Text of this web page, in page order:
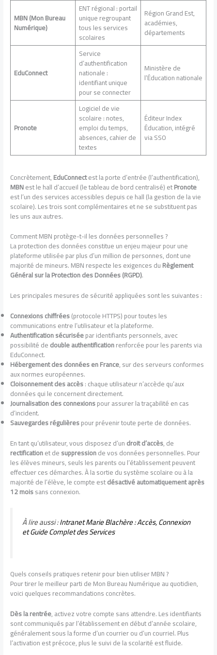
MBN (Mon Bureau
Numérique)
ENT régional : portail
unique regroupant
tous les services
scolaires
Région Grand Est,
académies,
départements
EduConnect
Service
d’authentification
nationale :
identifiant unique
pour se connecter
Ministère de
l’Éducation nationale
Pronote
Logiciel de vie
scolaire : notes,
emploi du temps,
absences, cahier de
textes
Éditeur Index
Éducation, intégré
via SSO
Concrètement,EduConnectest la porte d’entrée (l’authentification),
MBNest le hall d’accueil (le tableau de bord centralisé) etPronote
est l’un des services accessibles depuis ce hall (la gestion de la vie
scolaire). Les trois sont complémentaires et ne se substituent pas
les uns aux autres.
Comment MBN protège-t-il les données personnelles ?
La protection des données constitue un enjeu majeur pour une
plateforme utilisée par plus d’un million de personnes, dont une
majorité de mineurs. MBN respecte les exigences duRèglement
Général sur la Protection des Données (RGPD).
Les principales mesures de sécurité appliquées sont les suivantes :
Connexions chiffrées(protocole HTTPS) pour toutes les
communications entre l’utilisateur et la plateforme.
Authentification sécuriséepar identifiants personnels, avec
possibilité dedouble authentificationrenforcée pour les parents via
EduConnect.
Hébergement des données en France, sur des serveurs conformes
aux normes européennes.
Cloisonnement des accès: chaque utilisateur n’accède qu’aux
données qui le concernent directement.
Journalisation des connexionspour assurer la traçabilité en cas
d’incident.
Sauvegardes régulièrespour prévenir toute perte de données.
En tant qu’utilisateur, vous disposez d’undroit d’accès, de
rectificationet desuppressionde vos données personnelles. Pour
les élèves mineurs, seuls les parents ou l’établissement peuvent
effectuer ces démarches. À la sortie du système scolaire ou à la
majorité de l’élève, le compte estdésactivé automatiquement après
12 moissans connexion.
À lire aussi :Intranet Marie Blachère : Accès, Connexion
et Guide Complet des Services
Quels conseils pratiques retenir pour bien utiliser MBN ?
Pour tirer le meilleur parti de Mon Bureau Numérique au quotidien,
voici quelques recommandations concrètes.
Dès la rentrée, activez votre compte sans attendre. Les identifiants
sont communiqués par l’établissement en début d’année scolaire,
généralement sous la forme d’un courrier ou d’un courriel. Plus
l’activation est précoce, plus le suivi de la scolarité est fluide.